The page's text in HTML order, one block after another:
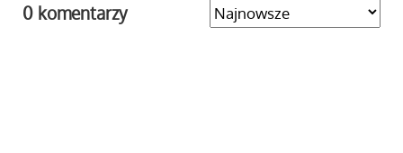
0 komentarzy